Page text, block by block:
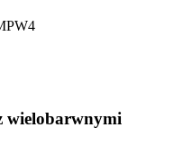
wielobarwnymi